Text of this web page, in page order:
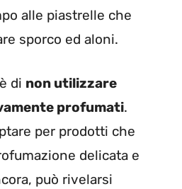
alle piastrelle che
sporco ed aloni.
di non utilizzare
profumati.
per prodotti che
delicata e
può rivelarsi